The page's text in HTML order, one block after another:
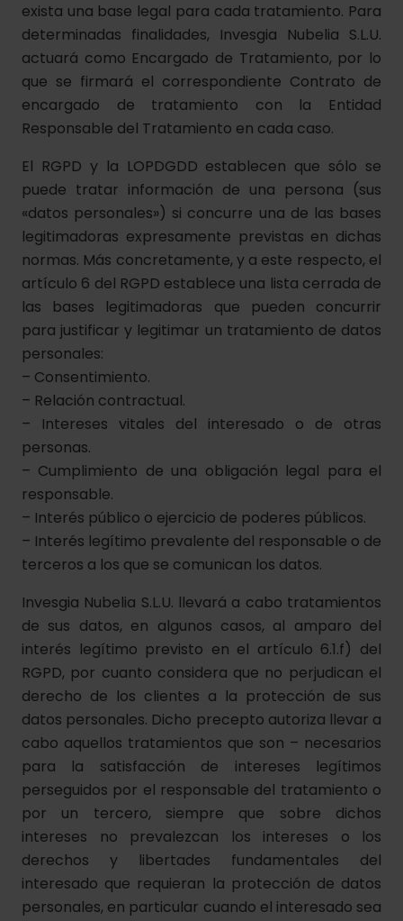
exista una base legal para cada tratamiento. Para
determinadas finalidades, Invesgia Nubelia S.L.U.
actuará como Encargado de Tratamiento, por lo
que se firmará el correspondiente Contrato de
encargado de tratamiento con la Entidad
Responsable del Tratamiento en cada caso.
El RGPD y la LOPDGDD establecen que sólo se
puede tratar información de una persona (sus
«datos personales») si concurre una de las bases
legitimadoras expresamente previstas en dichas
normas. Más concretamente, y a este respecto, el
artículo 6 del RGPD establece una lista cerrada de
las bases legitimadoras que pueden concurrir
para justificar y legitimar un tratamiento de datos
personales:
– Consentimiento.
– Relación contractual.
– Intereses vitales del interesado o de otras
personas.
– Cumplimiento de una obligación legal para el
responsable.
– Interés público o ejercicio de poderes públicos.
– Interés legítimo prevalente del responsable o de
terceros a los que se comunican los datos.
Invesgia Nubelia S.L.U. llevará a cabo tratamientos
de sus datos, en algunos casos, al amparo del
interés legítimo previsto en el artículo 6.1.f) del
RGPD, por cuanto considera que no perjudican el
derecho de los clientes a la protección de sus
datos personales. Dicho precepto autoriza llevar a
cabo aquellos tratamientos que son – necesarios
para la satisfacción de intereses legítimos
perseguidos por el responsable del tratamiento o
por un tercero, siempre que sobre dichos
intereses no prevalezcan los intereses o los
derechos y libertades fundamentales del
interesado que requieran la protección de datos
personales, en particular cuando el interesado sea